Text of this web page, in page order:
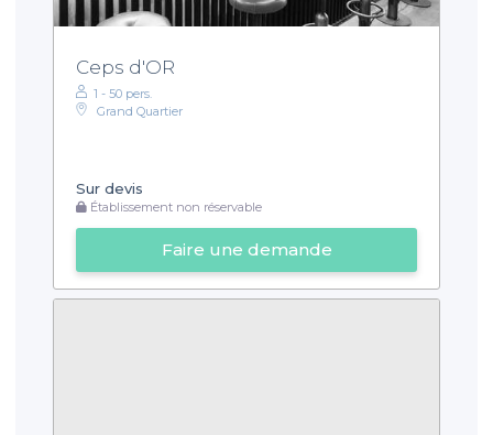
Ceps d'OR
1 - 50 pers.
Grand Quartier
Sur devis
Établissement non réservable
Faire une demande